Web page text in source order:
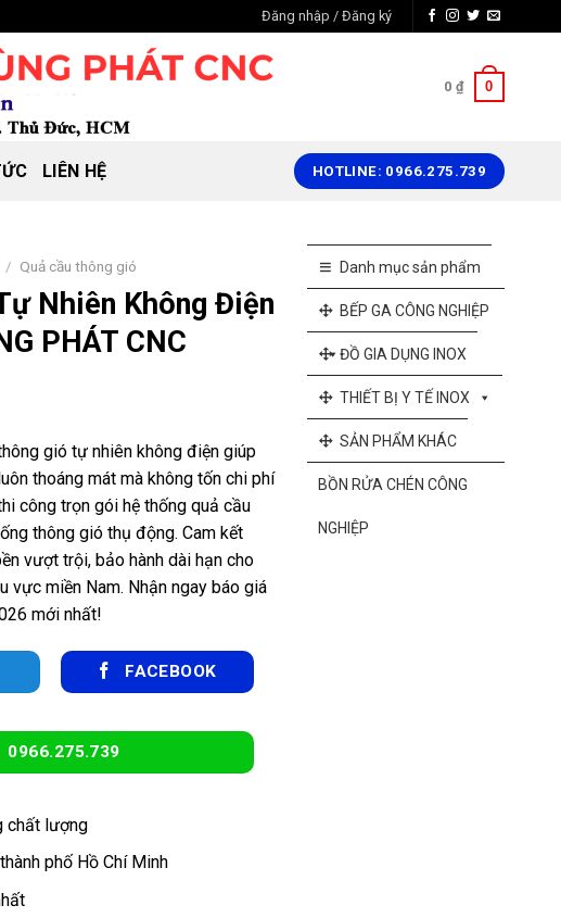
Đăng nhập / Đăng ký
0 ₫ 0
LIÊN HỆ HOTLINE: 0966.275.739
/ Quả cầu thông gió
Nhiên Không Điện
PHÁT CNC
gió tự nhiên không điện giúp
thoáng mát mà không tốn chi phí
công trọn gói hệ thống quả cầu
thông gió thụ động. Cam kết
vượt trội, bảo hành dài hạn cho
vực miền Nam. Nhận ngay báo giá
mới nhất!
FACEBOOK
0966.275.739
chất lượng
phố Hồ Chí Minh
Danh mục sản phẩm
BẾP GA CÔNG NGHIỆP
ĐỒ GIA DỤNG INOX
THIẾT BỊ Y TẾ INOX
SẢN PHẨM KHÁC
BỒN RỬA CHÉN CÔNG
NGHIỆP